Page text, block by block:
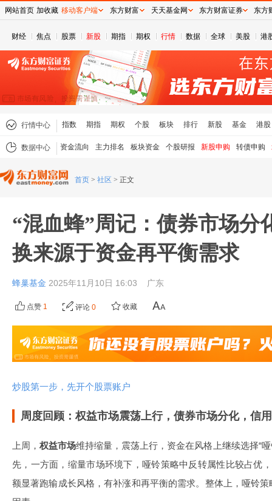
财经 焦点 股票 新股 期指 期权 行情 数据 全球 美股 港
行情中心 指数 期指 期权 个股 板块 排行 新股 基金 港股
数据中心 资金流向 主力排名 板块资金 个股研报 新股申购 转债申购
首页 > 社区 > 正文
“混血蜂”周记：债券市场分
换来源于资金再平衡需求
蜂巢基金 2025年11月10日 16:03 广东
点赞 1 评论 0 收藏
炒股第一步，先开个股票账户
周度回顾：权益市场震荡上行，债券市场分化，信
上周，权益市场维持缩量，震荡上行，资金在风格上继续选择“
先，一方面，缩量市场环境下，哑铃策略中反转属性比较占优
额显著跑输成长风格，有补涨和再平衡的需求。整体上，哑铃
网站首页 加收藏 移动客户端 东方财富 天天基金网 东方财富证券 东方